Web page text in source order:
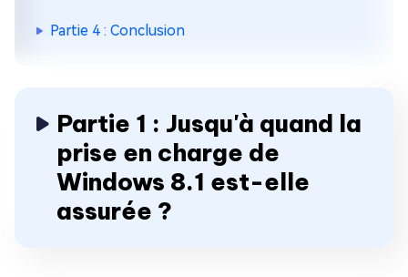
Partie 4 : Conclusion
Partie 1 : Jusqu'à quand la
prise en charge de
Windows 8.1 est-elle
assurée ?